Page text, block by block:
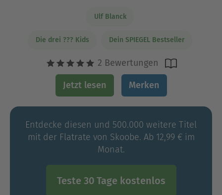
Ulf Blanck
Die drei ??? Kids Dein SPIEGEL Bestseller
2 Bewertungen
Jetzt lesen Merken
Entdecke diesen und 500.000 weitere Titel
mit der Flatrate von Skoobe. Ab 12,99 € im
Monat.
Teste 30 Tage kostenlos